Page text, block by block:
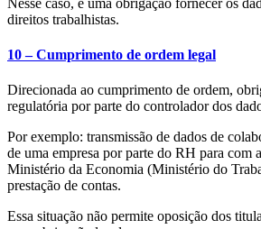
direitos trabalhistas.
10 – Cumprimento de ordem legal
Direcionada ao cumprimento de ordem,
regulatória por parte do controlador dos
Por exemplo: transmissão de dados de
de uma empresa por parte do RH para com
Ministério da Economia (Ministério do
prestação de contas.
Essa situação não permite oposição dos